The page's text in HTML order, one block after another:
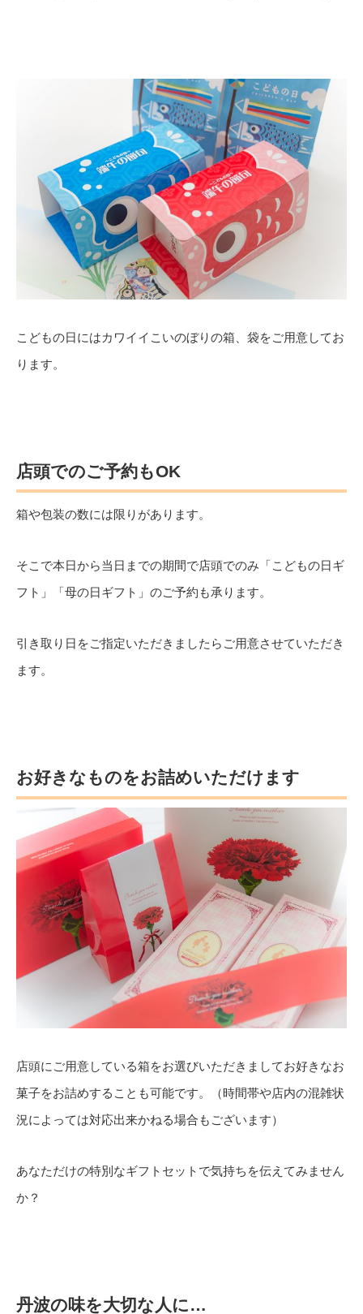
こどもの日にはカワイイこいのぼりの箱、袋をご用意してお
ります。
店頭でのご予約もOK
箱や包装の数には限りがあります。
そこで本日から当日までの期間で店頭でのみ「こどもの日ギ
フト」「母の日ギフト」のご予約も承ります。
引き取り日をご指定いただきましたらご用意させていただき
ます。
お好きなものをお詰めいただけます
店頭にご用意している箱をお選びいただきましてお好きなお
菓子をお詰めすることも可能です。（時間帯や店内の混雑状
況によっては対応出来かねる場合もございます）
あなただけの特別なギフトセットで気持ちを伝えてみません
か？
丹波の味を大切な人に…